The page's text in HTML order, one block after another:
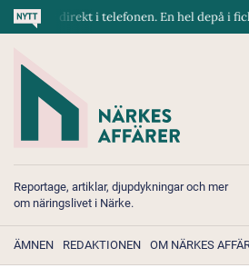
direkt i telefonen. En hel depå i
Reportage, artiklar, djupdykningar och mer
om näringslivet i Närke.
ÄMNEN REDAKTIONEN OM NÄRKES